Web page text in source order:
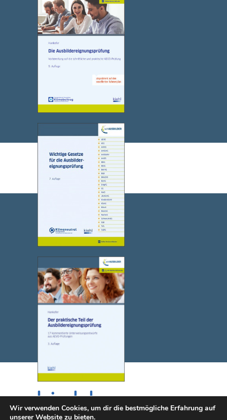
Wir verwenden Cookies, um dir die bestmögliche Erfahrung auf
unserer Website zu bieten.